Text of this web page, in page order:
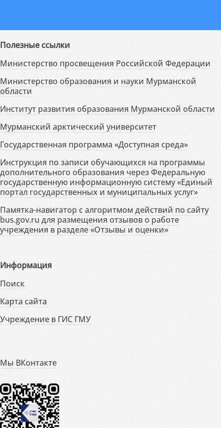
Полезные ссылки
Министерство просвещения Российской Федерации
Министерство образования и науки Мурманской
области
Институт развития образования Мурманской области
Мурманский арктический университет
Государственная программа «Доступная среда»
Инструкция по записи обучающихся на программы
дополнительного образования через Федеральную
государственную информационную систему «Единый
портал государственных и муниципальных услуг»
Памятка-навигатор с алгоритмом действий по сайту
bus.gov.ru для размещения отзывов о работе
учреждения в разделе «Отзывы и оценки»
Информация
Поиск
Карта сайта
Учреждение в ГИС ГМУ
Мы ВКонтакте